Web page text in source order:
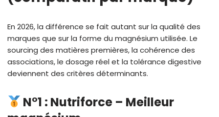
En 2026, la différence se fait autant sur la qualité des
marques que sur la forme du magnésium utilisée. Le
sourcing des matières premières, la cohérence des
associations, le dosage réel et la tolérance digestive
deviennent des critères déterminants.
N°1 : Nutriforce – Meilleur